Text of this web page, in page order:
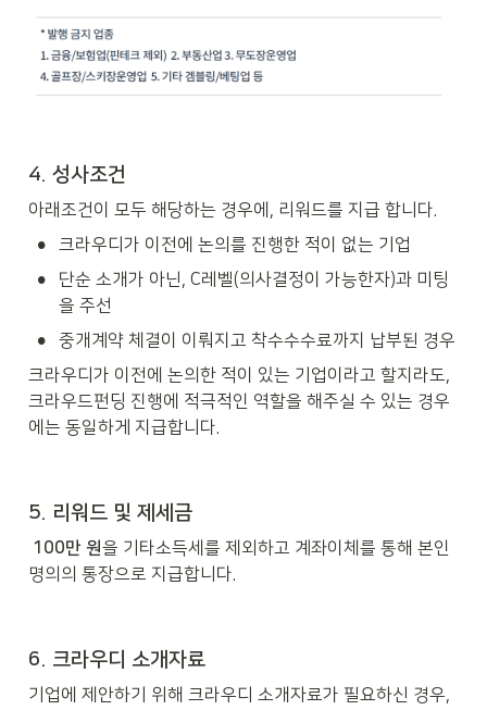
4. 성사조건
아래조건이 모두 해당하는 경우에, 리워드를 지급 합니다.
• 크라우디가 이전에 논의를 진행한 적이 없는 기업
•
단순 소개가 아닌, C레벨(의사결정이 가능한자)과 미팅
을 주선
•
중개계약 체결이 이뤄지고 착수수수료까지 납부된 경우
크라우디가 이전에 논의한 적이 있는 기업이라고 할지라도,
크라우드펀딩 진행에 적극적인 역할을 해주실 수 있는 경우
에는 동일하게 지급합니다.
5. 리워드 및 제세금
100만 원을 기타소득세를 제외하고 계좌이체를 통해 본인
명의의 통장으로 지급합니다.
6. 크라우디 소개자료
기업에 제안하기 위해 크라우디 소개자료가 필요하신 경우,